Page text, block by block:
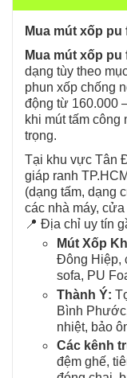
Mua mút xốp
Mua mút xốp pu
dạng tùy theo
phun xốp chống
động từ 160.000
khi mút tấm công
trọng.
Tại khu vực Tân
giáp ranh
(dạng tấm, dạng
các nhà máy,
📍 Địa chỉ uy tín
Mút Xốp
Đông Hiệp,
sofa, PU
Thành Ý:
Bình
nhiệt, bảo
Các kênh
đệm ghế,